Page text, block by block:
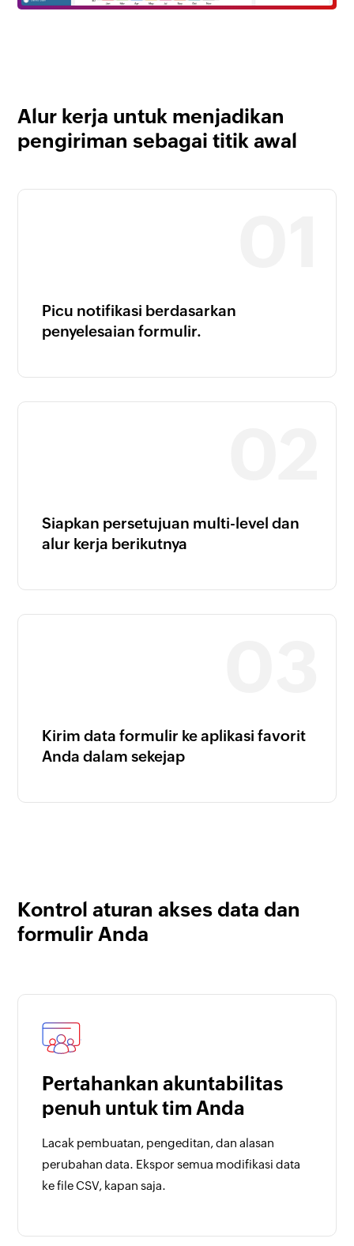
Alur kerja untuk menjadikan
pengiriman sebagai titik awal
Picu notifikasi berdasarkan
penyelesaian formulir.
Siapkan persetujuan multi-level dan
alur kerja berikutnya
Kirim data formulir ke aplikasi favorit
Anda dalam sekejap
Kontrol aturan akses data dan
formulir Anda
Pertahankan akuntabilitas
penuh untuk tim Anda
Lacak pembuatan, pengeditan, dan alasan
perubahan data. Ekspor semua modifikasi data
ke file CSV, kapan saja.